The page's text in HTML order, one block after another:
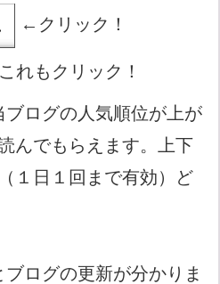
←クリック！
れもクリック！
ブログの人気順位が上が
んでもらえます。上下
１日１回まで有効）ど
ログの更新が分かりま